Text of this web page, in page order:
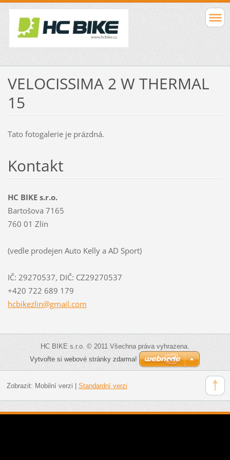
VELOCISSIMA 2 W THERMAL
15
Tato fotogalerie je prázdná.
Kontakt
HC BIKE s.r.o.
Bartošova 7165
760 01 Zlín
(vedle prodejen Auto Kelly a AD Sport)
IČ: 29270537, DIČ: CZ29270537
+420 722 689 179
hcbikezlin@gmail.com
HC BIKE s.r.o. © 2011 Všechna práva vyhrazena.
Vytvořte si webové stránky zdarma!
Zobrazit: Mobilní verzi Standardní verzi